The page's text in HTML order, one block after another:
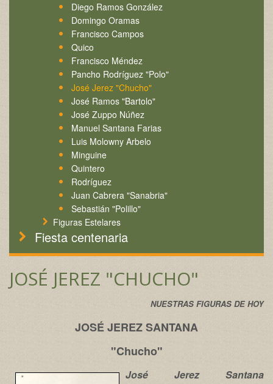
Diego Ramos González
Domingo Oramas
Francisco Campos
Quico
Francisco Méndez
Pancho Rodríguez "Polo"
José Jerez "Chucho"
José Ramos "Bartolo"
José Zuppo Núñez
Manuel Santana Farias
Luis Molowny Arbelo
Minguine
Quintero
Rodríguez
Juan Cabrera "Sanabria"
Sebastián "Polillo"
Figuras Estelares
Fiesta centenaria
JOSÉ JEREZ "CHUCHO"
NUESTRAS FIGURAS DE HOY
JOSÉ JEREZ SANTANA
"Chucho"
José Jerez Santana